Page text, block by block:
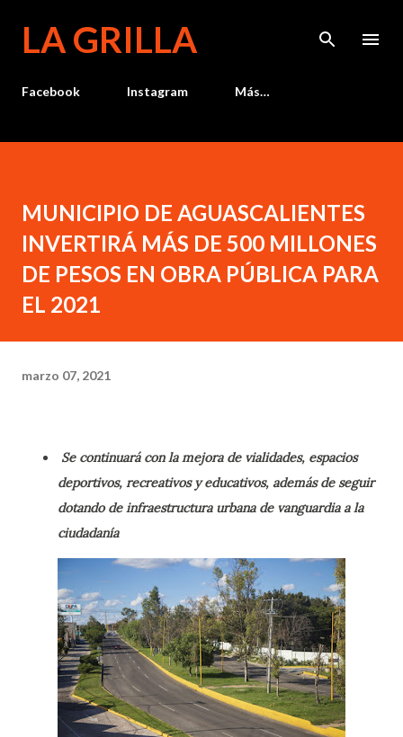
LA GRILLA
Facebook Instagram Más…
MUNICIPIO DE AGUASCALIENTES
INVERTIRÁ MÁS DE 500 MILLONES
DE PESOS EN OBRA PÚBLICA PARA
EL 2021
marzo 07, 2021
Se continuará con la mejora de vialidades, espacios
deportivos, recreativos y educativos, además de seguir
dotando de infraestructura urbana de vanguardia a la
ciudadanía